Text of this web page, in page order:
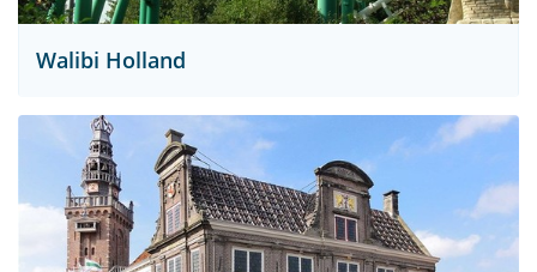
Walibi Holland